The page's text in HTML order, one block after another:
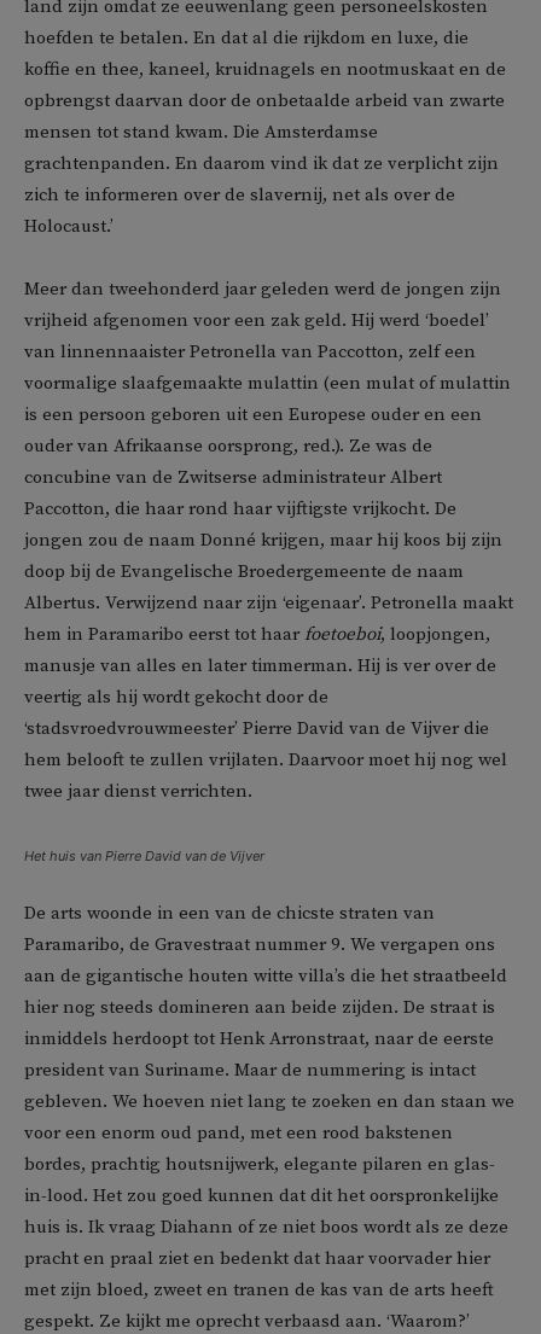
land zijn omdat ze eeuwenlang geen personeelskosten
hoefden te betalen. En dat al die rijkdom en luxe, die
koffie en thee, kaneel, kruidnagels en nootmuskaat en de
opbrengst daarvan door de onbetaalde arbeid van zwarte
mensen tot stand kwam. Die Amsterdamse
grachtenpanden. En daarom vind ik dat ze verplicht zijn
zich te informeren over de slavernij, net als over de
Holocaust.’
Meer dan tweehonderd jaar geleden werd de jongen zijn
vrijheid afgenomen voor een zak geld. Hij werd ‘boedel’
van linnennaaister Petronella van Paccotton, zelf een
voormalige slaafgemaakte mulattin (een mulat of mulattin
is een persoon geboren uit een Europese ouder en een
ouder van Afrikaanse oorsprong, red.). Ze was de
concubine van de Zwitserse administrateur Albert
Paccotton, die haar rond haar vijftigste vrijkocht. De
jongen zou de naam Donné krijgen, maar hij koos bij zijn
doop bij de Evangelische Broedergemeente de naam
Albertus. Verwijzend naar zijn ‘eigenaar’. Petronella maakt
hem in Paramaribo eerst tot haar foetoeboi, loopjongen,
manusje van alles en later timmerman. Hij is ver over de
veertig als hij wordt gekocht door de
‘stadsvroedvrouwmeester’ Pierre David van de Vijver die
hem belooft te zullen vrijlaten. Daarvoor moet hij nog wel
twee jaar dienst verrichten.
Het huis van Pierre David van de Vijver
De arts woonde in een van de chicste straten van
Paramaribo, de Gravestraat nummer 9. We vergapen ons
aan de gigantische houten witte villa’s die het straatbeeld
hier nog steeds domineren aan beide zijden. De straat is
inmiddels herdoopt tot Henk Arronstraat, naar de eerste
president van Suriname. Maar de nummering is intact
gebleven. We hoeven niet lang te zoeken en dan staan we
voor een enorm oud pand, met een rood bakstenen
bordes, prachtig houtsnijwerk, elegante pilaren en glas-
in-lood. Het zou goed kunnen dat dit het oorspronkelijke
huis is. Ik vraag Diahann of ze niet boos wordt als ze deze
pracht en praal ziet en bedenkt dat haar voorvader hier
met zijn bloed, zweet en tranen de kas van de arts heeft
gespekt. Ze kijkt me oprecht verbaasd aan. ‘Waarom?’